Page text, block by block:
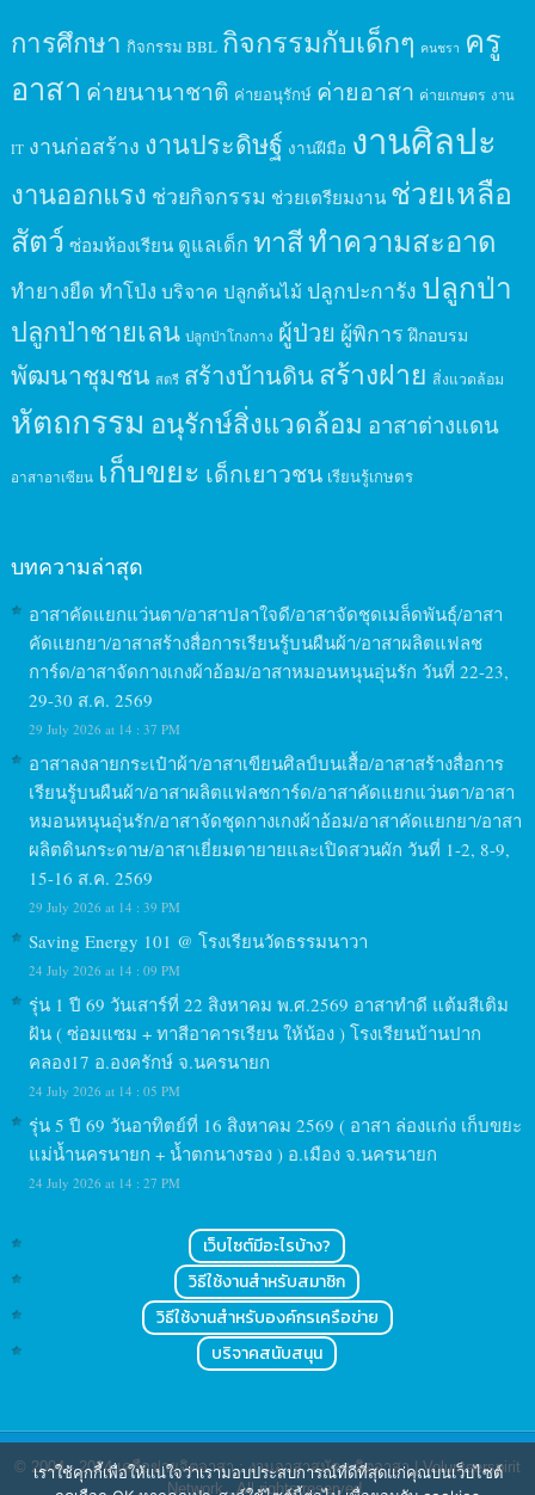
การศึกษา กิจกรรม BBL กิจกรรมกับเด็กๆ คนชรา ครู
อาสา ค่ายนานาชาติ ค่ายอนุรักษ์ ค่ายอาสา ค่ายเกษตร งาน
IT งานก่อสร้าง งานประดิษฐ์ งานฝีมือ งานศิลปะ
งานออกแรง ช่วยกิจกรรม ช่วยเตรียมงาน ช่วยเหลือ
สัตว์ ซ่อมห้องเรียน ดูแลเด็ก ทาสีทำความสะอาด
ทำยางยืด ทำโป่ง บริจาค ปลูกต้นไม้ ปลูกปะการัง ปลูกป่า
ปลูกป่าชายเลน ปลูกป่าโกงกาง ผู้ป่วย ผู้พิการ ฝึกอบรม
พัฒนาชุมชน สตรี สร้างบ้านดินสร้างฝาย สิ่งแวดล้อม
หัตถกรรม อนุรักษ์สิ่งแวดล้อม อาสาต่างแดน
อาสาอาเซียน เก็บขยะ เด็กเยาวชน เรียนรู้เกษตร
บทความล่าสุด
อาสาคัดแยกแว่นตา/อาสาปลาใจดี/อาสาจัดชุดเมล็ดพันธุ์/อาสา
คัดแยกยา/อาสาสร้างสื่อการเรียนรู้บนผืนผ้า/อาสาผลิตแฟลช
การ์ด/อาสาจัดกางเกงผ้าอ้อม/อาสาหมอนหนุนอุ่นรัก วันที่ 22-23,
29-30 ส.ค. 2569
29 July 2026 at 14 : 37 PM
อาสาลงลายกระเป๋าผ้า/อาสาเขียนศิลป์บนเสื้อ/อาสาสร้างสื่อการ
เรียนรู้บนผืนผ้า/อาสาผลิตแฟลชการ์ด/อาสาคัดแยกแว่นตา/อาสา
หมอนหนุนอุ่นรัก/อาสาจัดชุดกางเกงผ้าอ้อม/อาสาคัดแยกยา/อาสา
ผลิตดินกระดาษ/อาสาเยี่ยมตายายและเปิดสวนผัก วันที่ 1-2, 8-9,
15-16 ส.ค. 2569
29 July 2026 at 14 : 39 PM
Saving Energy 101 @ โรงเรียนวัดธรรมนาวา
24 July 2026 at 14 : 09 PM
รุ่น 1 ปี 69 วันเสาร์ที่ 22 สิงหาคม พ.ศ.2569 อาสาทำดี แต้มสีเติม
ฝัน ( ซ่อมแซม + ทาสีอาคารเรียน ให้น้อง ) โรงเรียนบ้านปาก
คลอง17 อ.องครักษ์ จ.นครนายก
24 July 2026 at 14 : 05 PM
รุ่น 5 ปี 69 วันอาทิตย์ที่ 16 สิงหาคม 2569 ( อาสา ล่องแก่ง เก็บขยะ
แม่น้ำนครนายก + น้ำตกนางรอง ) อ.เมือง จ.นครนายก
24 July 2026 at 14 : 27 PM
เว็บไซต์มีอะไรบ้าง?
วิธีใช้งานสำหรับสมาชิก
วิธีใช้งานสำหรับองค์กรเครือข่าย
บริจาคสนับสนุน
© 2004 - 2024เครือข่ายจิตอาสา : งานอาสาสมัคร จิตอาสา | Volunteerspirit
Network. All rights reserved.
เราใช้คุกกี้เพื่อให้แน่ใจว่าเรามอบประสบการณ์ที่ดีที่สุดแก่คุณบนเว็บไซต์